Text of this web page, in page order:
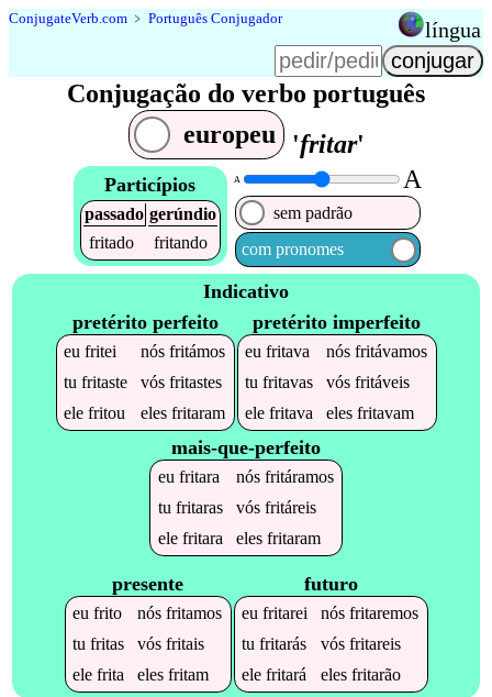
ConjugateVerb.com ﹥ Português Conjugador língua
Conjugação do verbo português
europeu
'fritar'
Particípios
passado gerúndio
fritado
fritando
A A
sem padrão
com pronomes
Indicativo
pretérito perfeito
eufritei nósfritámos
tufritaste vósfritastes
elefritou elesfritaram
pretérito imperfeito
eufritava nósfritávamos
tufritavas vósfritáveis
elefritava elesfritavam
mais-que-perfeito
eu fritara nós fritáramos
tu fritaras vós fritáreis
ele fritara eles fritaram
presente
eufrito nósfritamos
tufritas vósfritais
elefrita elesfritam
futuro
eufritarei nósfritaremos
tufritarás vósfritareis
elefritará elesfritarão